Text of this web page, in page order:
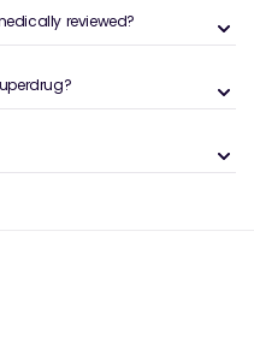
nostre ciglia sono
di
l'integrità
trasformativo
qualità ed eleva la tua
reviewed?